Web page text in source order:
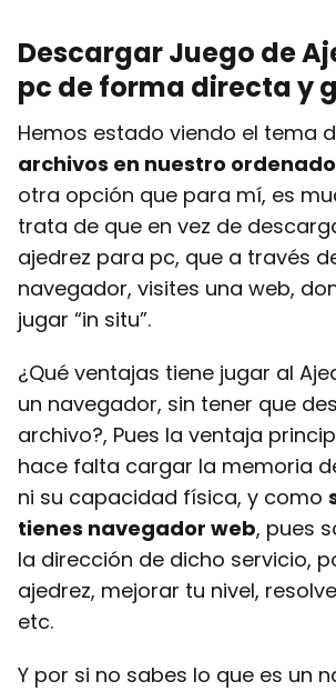
Descargar Juego de
pc de forma directa y
Hemos estado viendo el tema
archivos en nuestro
otra opción que para mí, es
trata de que en vez de
ajedrez para pc, que a través
navegador, visites una web,
jugar “in situ”.
¿Qué ventajas tiene jugar al
un navegador, sin tener que
archivo?, Pues la ventaja
hace falta cargar la memoria
ni su capacidad física, y como
tienes navegador web, pues
la dirección de dicho servicio,
ajedrez, mejorar tu nivel,
etc.
Y por si no sabes lo que es un